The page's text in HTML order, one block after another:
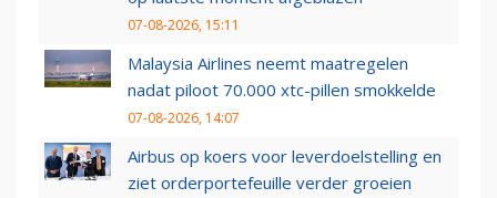
07-08-2026, 15:11
Malaysia Airlines neemt maatregelen
nadat piloot 70.000 xtc-pillen smokkelde
07-08-2026, 14:07
Airbus op koers voor leverdoelstelling en
ziet orderportefeuille verder groeien